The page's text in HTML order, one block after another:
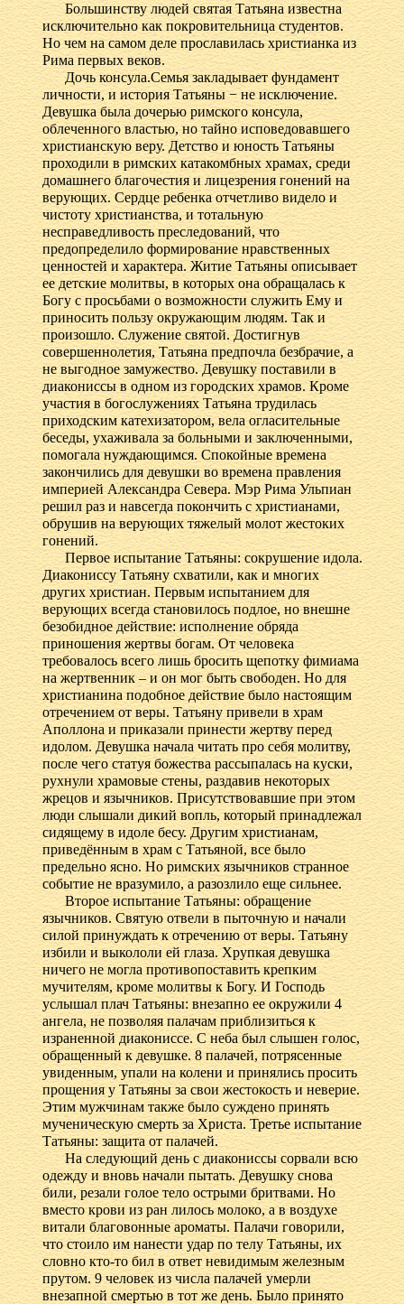
Большинству людей святая Татьяна известна
исключительно как покровительница студентов.
Но чем на самом деле прославилась христианка из
Рима первых веков.
Дочь консула.Семья закладывает фундамент
личности, и история Татьяны − не исключение.
Девушка была дочерью римского консула,
облеченного властью, но тайно исповедовавшего
христианскую веру. Детство и юность Татьяны
проходили в римских катакомбных храмах, среди
домашнего благочестия и лицезрения гонений на
верующих. Сердце ребенка отчетливо видело и
чистоту христианства, и тотальную
несправедливость преследований, что
предопределило формирование нравственных
ценностей и характера. Житие Татьяны описывает
ее детские молитвы, в которых она обращалась к
Богу с просьбами о возможности служить Ему и
приносить пользу окружающим людям. Так и
произошло. Служение святой. Достигнув
совершеннолетия, Татьяна предпочла безбрачие, а
не выгодное замужество. Девушку поставили в
диакониссы в одном из городских храмов. Кроме
участия в богослужениях Татьяна трудилась
приходским катехизатором, вела огласительные
беседы, ухаживала за больными и заключенными,
помогала нуждающимся. Спокойные времена
закончились для девушки во времена правления
империей Александра Севера. Мэр Рима Ульпиан
решил раз и навсегда покончить с христианами,
обрушив на верующих тяжелый молот жестоких
гонений.
Первое испытание Татьяны: сокрушение идола.
Диакониссу Татьяну схватили, как и многих
других христиан. Первым испытанием для
верующих всегда становилось подлое, но внешне
безобидное действие: исполнение обряда
приношения жертвы богам. От человека
требовалось всего лишь бросить щепотку фимиама
на жертвенник – и он мог быть свободен. Но для
христианина подобное действие было настоящим
отречением от веры. Татьяну привели в храм
Аполлона и приказали принести жертву перед
идолом. Девушка начала читать про себя молитву,
после чего статуя божества рассыпалась на куски,
рухнули храмовые стены, раздавив некоторых
жрецов и язычников. Присутствовавшие при этом
люди слышали дикий вопль, который принадлежал
сидящему в идоле бесу. Другим христианам,
приведённым в храм с Татьяной, все было
предельно ясно. Но римских язычников странное
событие не вразумило, а разозлило еще сильнее.
Второе испытание Татьяны: обращение
язычников. Святую отвели в пыточную и начали
силой принуждать к отречению от веры. Татьяну
избили и выкололи ей глаза. Хрупкая девушка
ничего не могла противопоставить крепким
мучителям, кроме молитвы к Богу. И Господь
услышал плач Татьяны: внезапно ее окружили 4
ангела, не позволяя палачам приблизиться к
израненной диакониссе. С неба был слышен голос,
обращенный к девушке. 8 палачей, потрясенные
увиденным, упали на колени и принялись просить
прощения у Татьяны за свои жестокость и неверие.
Этим мужчинам также было суждено принять
мученическую смерть за Христа. Третье испытание
Татьяны: защита от палачей.
На следующий день с диакониссы сорвали всю
одежду и вновь начали пытать. Девушку снова
били, резали голое тело острыми бритвами. Но
вместо крови из ран лилось молоко, а в воздухе
витали благовонные ароматы. Палачи говорили,
что стоило им нанести удар по телу Татьяны, их
словно кто-то бил в ответ невидимым железным
прутом. 9 человек из числа палачей умерли
внезапной смертью в тот же день. Было принято